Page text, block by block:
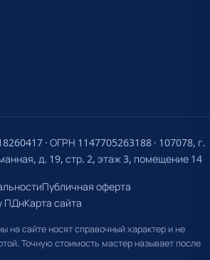
· ОГРН 1147705263188 · 107078, г.
д. 19, стр. 2, этаж 3, помещение 14
Публичная оферта
ПДнКарта сайта
на сайте носят справочный характер и не
Точную стоимость мастер называет после